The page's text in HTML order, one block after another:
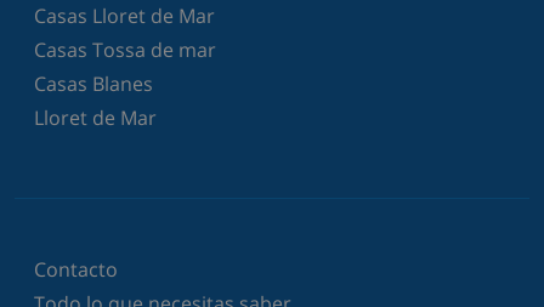
Casas Lloret de Mar
Casas Tossa de mar
Casas Blanes
Lloret de Mar
Contacto